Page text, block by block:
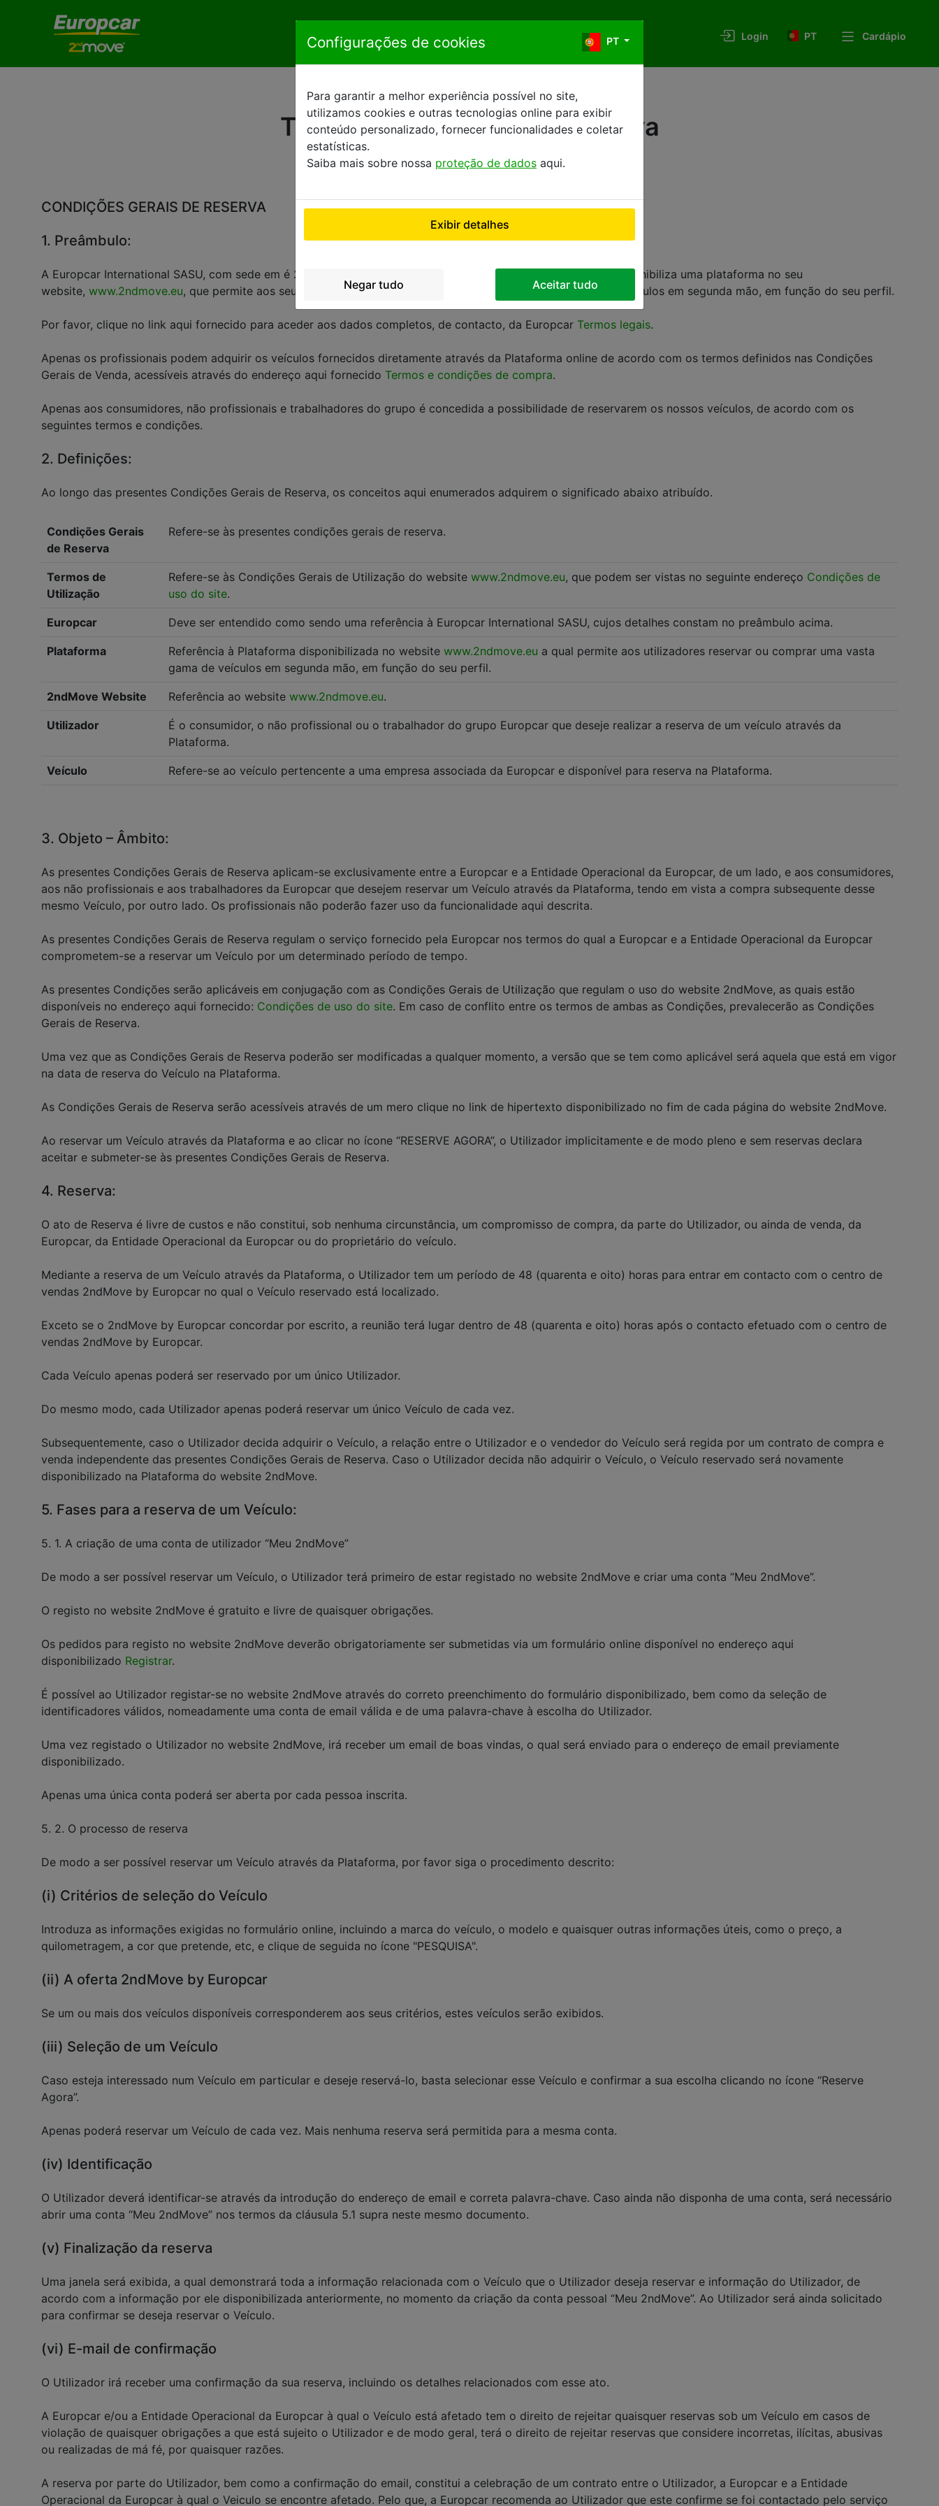
Configurações de cookies PT
Para garantir a melhor experiência possível no site,
utilizamos cookies e outras tecnologias online para exibir
conteúdo personalizado, fornecer funcionalidades e coletar
estatísticas.
Saiba mais sobre nossa proteção de dados aqui.
Exibir detalhes
Negar tudo Aceitar tudo
Login PT Cardápio
Termos e condições de reserva
CONDIÇÕES GERAIS DE RESERVA
1. Preâmbulo:
A Europcar International SASU, com sede em é 2 rue René Caudron, 78960 Voisins-Le-Bretonneux, France, disponibiliza uma plataforma no seu
website, www.2ndmove.eu, que permite aos seus utilizadores reservar ou adquirir online uma vasta gama de veículos em segunda mão, em função do seu perfil.
Por favor, clique no link aqui fornecido para aceder aos dados completos, de contacto, da Europcar Termos legais.
Apenas os profissionais podem adquirir os veículos fornecidos diretamente através da Plataforma online de acordo com os termos definidos nas Condições
Gerais de Venda, acessíveis através do endereço aqui fornecido Termos e condições de compra.
Apenas aos consumidores, não profissionais e trabalhadores do grupo é concedida a possibilidade de reservarem os nossos veículos, de acordo com os
seguintes termos e condições.
2. Definições:
Ao longo das presentes Condições Gerais de Reserva, os conceitos aqui enumerados adquirem o significado abaixo atribuído.
Condições Gerais
de Reserva
Refere-se às presentes condições gerais de reserva.
Termos de
Utilização
Refere-se às Condições Gerais de Utilização do website www.2ndmove.eu, que podem ser vistas no seguinte endereço Condições de
uso do site.
Europcar Deve ser entendido como sendo uma referência à Europcar International SASU, cujos detalhes constam no preâmbulo acima.
Plataforma Referência à Plataforma disponibilizada no website www.2ndmove.eu a qual permite aos utilizadores reservar ou comprar uma vasta
gama de veículos em segunda mão, em função do seu perfil.
2ndMove Website Referência ao website www.2ndmove.eu.
Utilizador
É o consumidor, o não profissional ou o trabalhador do grupo Europcar que deseje realizar a reserva de um veículo através da
Plataforma.
Veículo Refere-se ao veículo pertencente a uma empresa associada da Europcar e disponível para reserva na Plataforma.
3. Objeto – Âmbito:
As presentes Condições Gerais de Reserva aplicam-se exclusivamente entre a Europcar e a Entidade Operacional da Europcar, de um lado, e aos consumidores,
aos não profissionais e aos trabalhadores da Europcar que desejem reservar um Veículo através da Plataforma, tendo em vista a compra subsequente desse
mesmo Veículo, por outro lado. Os profissionais não poderão fazer uso da funcionalidade aqui descrita.
As presentes Condições Gerais de Reserva regulam o serviço fornecido pela Europcar nos termos do qual a Europcar e a Entidade Operacional da Europcar
comprometem-se a reservar um Veículo por um determinado período de tempo.
As presentes Condições serão aplicáveis em conjugação com as Condições Gerais de Utilização que regulam o uso do website 2ndMove, as quais estão
disponíveis no endereço aqui fornecido: Condições de uso do site. Em caso de conflito entre os termos de ambas as Condições, prevalecerão as Condições
Gerais de Reserva.
Uma vez que as Condições Gerais de Reserva poderão ser modificadas a qualquer momento, a versão que se tem como aplicável será aquela que está em vigor
na data de reserva do Veículo na Plataforma.
As Condições Gerais de Reserva serão acessíveis através de um mero clique no link de hipertexto disponibilizado no fim de cada página do website 2ndMove.
Ao reservar um Veículo através da Plataforma e ao clicar no ícone “RESERVE AGORA”, o Utilizador implicitamente e de modo pleno e sem reservas declara
aceitar e submeter-se às presentes Condições Gerais de Reserva.
4. Reserva:
O ato de Reserva é livre de custos e não constitui, sob nenhuma circunstância, um compromisso de compra, da parte do Utilizador, ou ainda de venda, da
Europcar, da Entidade Operacional da Europcar ou do proprietário do veículo.
Mediante a reserva de um Veículo através da Plataforma, o Utilizador tem um período de 48 (quarenta e oito) horas para entrar em contacto com o centro de
vendas 2ndMove by Europcar no qual o Veículo reservado está localizado.
Exceto se o 2ndMove by Europcar concordar por escrito, a reunião terá lugar dentro de 48 (quarenta e oito) horas após o contacto efetuado com o centro de
vendas 2ndMove by Europcar.
Cada Veículo apenas poderá ser reservado por um único Utilizador.
Do mesmo modo, cada Utilizador apenas poderá reservar um único Veículo de cada vez.
Subsequentemente, caso o Utilizador decida adquirir o Veículo, a relação entre o Utilizador e o vendedor do Veículo será regida por um contrato de compra e
venda independente das presentes Condições Gerais de Reserva. Caso o Utilizador decida não adquirir o Veículo, o Veículo reservado será novamente
disponibilizado na Plataforma do website 2ndMove.
5. Fases para a reserva de um Veículo:
5. 1. A criação de uma conta de utilizador “Meu 2ndMove”
De modo a ser possível reservar um Veículo, o Utilizador terá primeiro de estar registado no website 2ndMove e criar uma conta “Meu 2ndMove”.
O registo no website 2ndMove é gratuito e livre de quaisquer obrigações.
Os pedidos para registo no website 2ndMove deverão obrigatoriamente ser submetidas via um formulário online disponível no endereço aqui
disponibilizado Registrar.
É possível ao Utilizador registar-se no website 2ndMove através do correto preenchimento do formulário disponibilizado, bem como da seleção de
identificadores válidos, nomeadamente uma conta de email válida e de uma palavra-chave à escolha do Utilizador.
Uma vez registado o Utilizador no website 2ndMove, irá receber um email de boas vindas, o qual será enviado para o endereço de email previamente
disponibilizado.
Apenas uma única conta poderá ser aberta por cada pessoa inscrita.
5. 2. O processo de reserva
De modo a ser possível reservar um Veículo através da Plataforma, por favor siga o procedimento descrito:
(i) Critérios de seleção do Veículo
Introduza as informações exigidas no formulário online, incluindo a marca do veículo, o modelo e quaisquer outras informações úteis, como o preço, a
quilometragem, a cor que pretende, etc, e clique de seguida no ícone "PESQUISA".
(ii) A oferta 2ndMove by Europcar
Se um ou mais dos veículos disponíveis corresponderem aos seus critérios, estes veículos serão exibidos.
(iii) Seleção de um Veículo
Caso esteja interessado num Veículo em particular e deseje reservá-lo, basta selecionar esse Veículo e confirmar a sua escolha clicando no ícone “Reserve
Agora”.
Apenas poderá reservar um Veículo de cada vez. Mais nenhuma reserva será permitida para a mesma conta.
(iv) Identificação
O Utilizador deverá identificar-se através da introdução do endereço de email e correta palavra-chave. Caso ainda não disponha de uma conta, será necessário
abrir uma conta “Meu 2ndMove” nos termos da cláusula 5.1 supra neste mesmo documento.
(v) Finalização da reserva
Uma janela será exibida, a qual demonstrará toda a informação relacionada com o Veículo que o Utilizador deseja reservar e informação do Utilizador, de
acordo com a informação por ele disponibilizada anteriormente, no momento da criação da conta pessoal “Meu 2ndMove”. Ao Utilizador será ainda solicitado
para confirmar se deseja reservar o Veículo.
(vi) E-mail de confirmação
O Utilizador irá receber uma confirmação da sua reserva, incluindo os detalhes relacionados com esse ato.
A Europcar e/ou a Entidade Operacional da Europcar à qual o Veículo está afetado tem o direito de rejeitar quaisquer reservas sob um Veículo em casos de
violação de quaisquer obrigações a que está sujeito o Utilizador e de modo geral, terá o direito de rejeitar reservas que considere incorretas, ilícitas, abusivas
ou realizadas de má fé, por quaisquer razões.
A reserva por parte do Utilizador, bem como a confirmação do email, constitui a celebração de um contrato entre o Utilizador, a Europcar e a Entidade
Operacional da Europcar à qual o Veiculo se encontre afetado. Pelo que, a Europcar recomenda ao Utilizador que este confirme se foi contactado pelo serviço